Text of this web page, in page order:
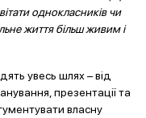
однокласників чи
життя більш живим і
увесь шлях – від
презентації та
власну